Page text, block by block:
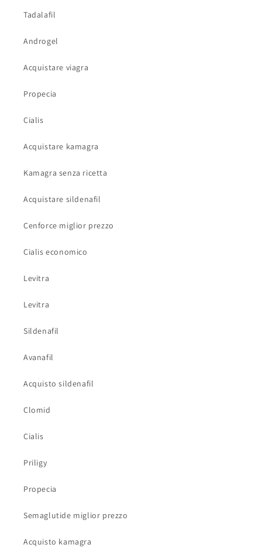
Tadalafil
Androgel
Acquistare viagra
Propecia
Cialis
Acquistare kamagra
Kamagra senza ricetta
Acquistare sildenafil
Cenforce miglior prezzo
Cialis economico
Levitra
Levitra
Sildenafil
Avanafil
Acquisto sildenafil
Clomid
Cialis
Priligy
Propecia
Semaglutide miglior prezzo
Acquisto kamagra